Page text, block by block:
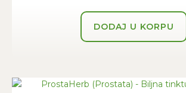
DODAJ U KORPU